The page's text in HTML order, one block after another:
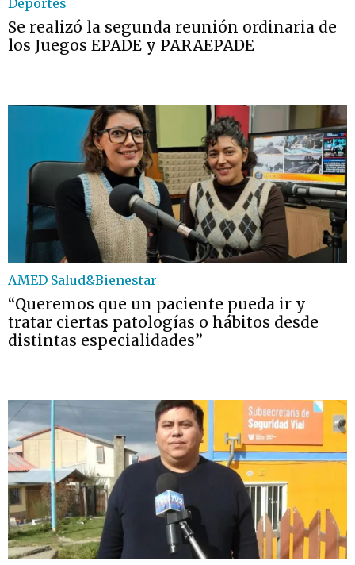
Deportes
Se realizó la segunda reunión ordinaria de
los Juegos EPADE y PARAEPADE
AMED Salud&Bienestar
“Queremos que un paciente pueda ir y
tratar ciertas patologías o hábitos desde
distintas especialidades”